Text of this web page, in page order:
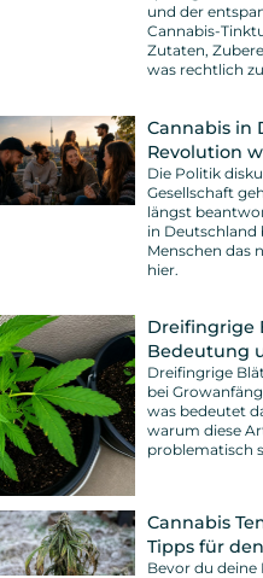
und der
Cannabis-
Zutaten,
was rechtlich
Cannabis in
Revolution
Die Politik
Gesellschaft
längst
in Deutschland
Menschen das
hier.
Dreifingrige
Bedeutung
Dreifingrige
bei
was bedeutet
warum diese
problematisch
Cannabis
Tipps für
Bevor du deine